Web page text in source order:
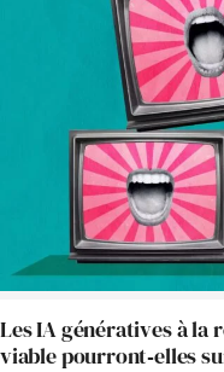
Les IA génératives à la
viable pourront‑elles